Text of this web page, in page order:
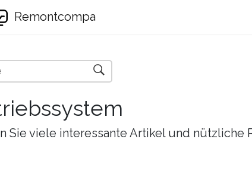
Remontcompa
Sie viele interessante Artikel und nützliche